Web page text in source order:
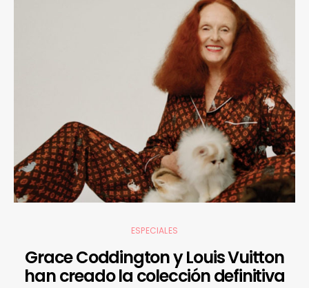
ESPECIALES
Grace Coddington y Louis Vuitton
han creado la colección definitiva